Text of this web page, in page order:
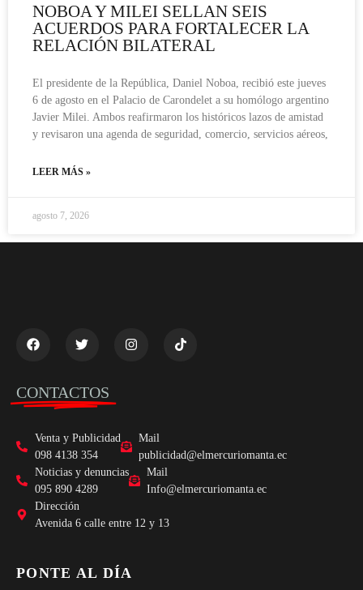
NOBOA Y MILEI SELLAN SEIS
ACUERDOS PARA FORTALECER LA
RELACIÓN BILATERAL
El presidente de la República, Daniel Noboa, recibió este jueves
6 de agosto en el Palacio de Carondelet a su homólogo argentino
Javier Milei. Ambos reafirmaron los históricos lazos de amistad
y revisaron una agenda de seguridad, comercio, servicios aéreos,
LEER MÁS »
agosto 7, 2026
CONTACTOS
Venta y Publicidad
098 4138 354
Mail
publicidad@elmercuriomanta.ec
Noticias y denuncias
095 890 4289
Mail
Info@elmercuriomanta.ec
Dirección
Avenida 6 calle entre 12 y 13
PONTE AL DÍA